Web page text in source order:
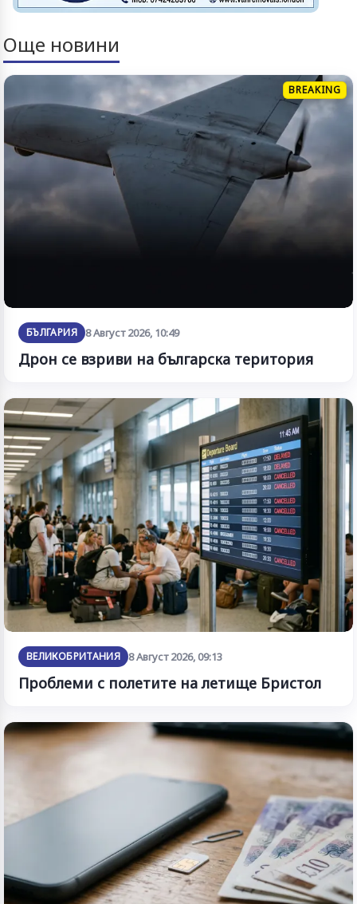
Още новини
BREAKING
БЪЛГАРИЯ 8 Август 2026, 10:49
Дрон се взриви на българска територия
ВЕЛИКОБРИТАНИЯ 8 Август 2026, 09:13
Проблеми с полетите на летище Бристол